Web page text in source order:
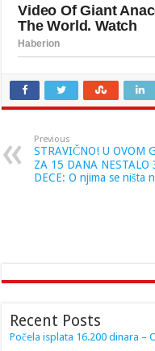
Previous
STRAVIČNO! U OVOM
ZA 15 DANA NESTALO
DECE: O njima se ništa
Recent Posts
Počela isplata 16.200 dinara –